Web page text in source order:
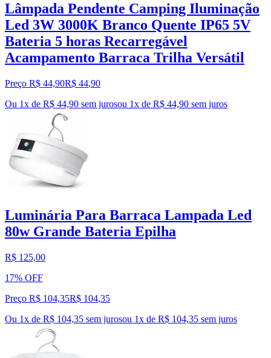
Lâmpada Pendente Camping Iluminação
Led 3W 3000K Branco Quente IP65 5V
Bateria 5 horas Recarregável
Acampamento Barraca Trilha Versátil
Preço R$ 44,90R$ 44,90
Ou 1x de R$ 44,90 sem jurosou 1x de R$ 44,90 sem juros
Luminária Para Barraca Lampada Led
80w Grande Bateria Epilha
R$ 125,00
17% OFF
Preço R$ 104,35R$ 104,35
Ou 1x de R$ 104,35 sem jurosou 1x de R$ 104,35 sem juros